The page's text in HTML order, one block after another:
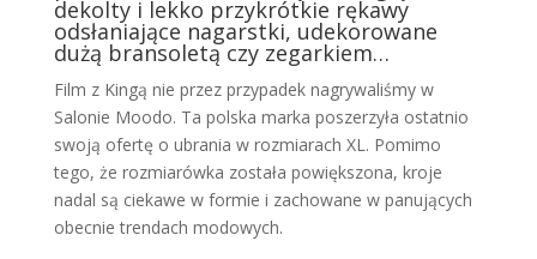
dekolty i lekko przykrótkie rękawy
odsłaniające nagarstki, udekorowane
dużą bransoletą czy zegarkiem…
Film z Kingą nie przez przypadek nagrywaliśmy w
Salonie Moodo. Ta polska marka poszerzyła ostatnio
swoją ofertę o ubrania w rozmiarach XL. Pomimo
tego, że rozmiarówka została powiększona, kroje
nadal są ciekawe w formie i zachowane w panujących
obecnie trendach modowych.